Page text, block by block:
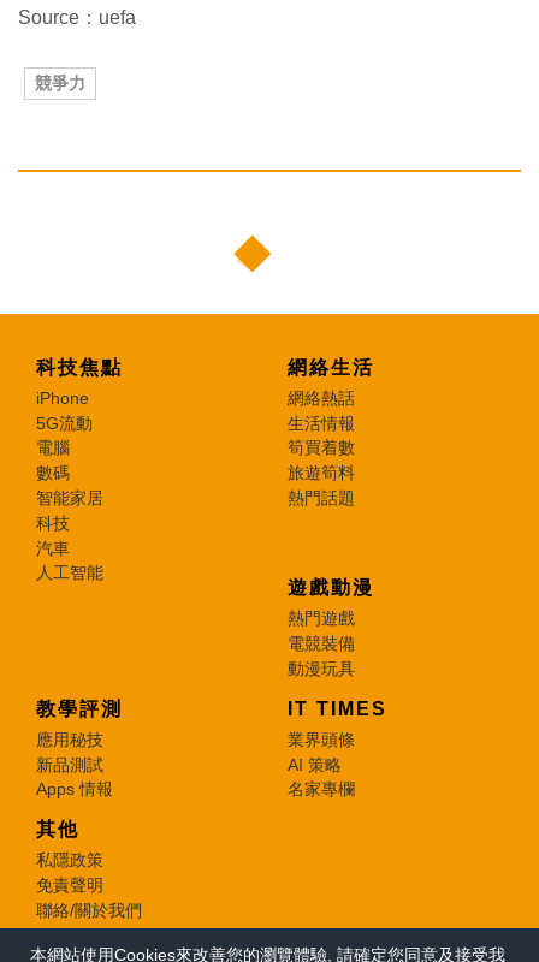
本網站使用Cookies來改善您的瀏覽體驗, 請確定您同意及接受我
Source：uefa
競爭力
科技焦點
iPhone
5G流動
電腦
數碼
智能家居
科技
汽車
人工智能
網絡生活
網絡熱話
生活情報
筍買着數
旅遊筍料
熱門話題
遊戲動漫
熱門遊戲
電競裝備
動漫玩具
教學評測
應用秘技
新品測試
Apps 情報
IT TIMES
業界頭條
AI 策略
名家專欄
其他
私隱政策
免責聲明
聯絡/關於我們
© 2026 e-zone. All Rights Reserved.